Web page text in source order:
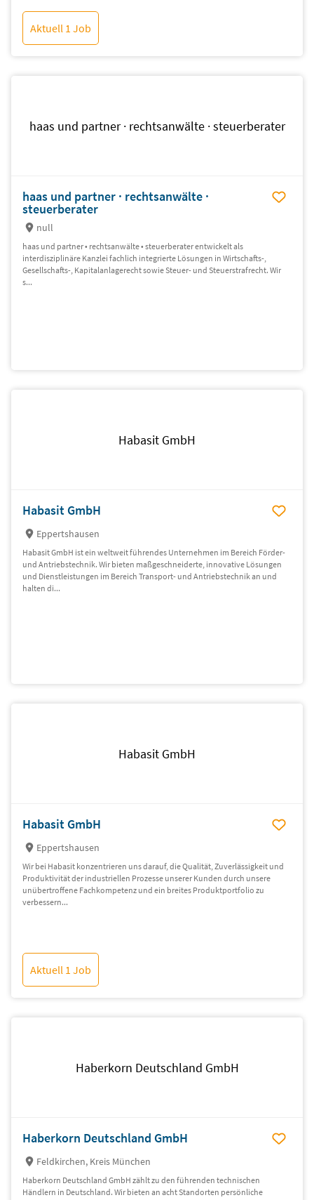
Aktuell 1 Job
haas und partner · rechtsanwälte · steuerberater
haas und partner · rechtsanwälte ·
steuerberater
null
haas und partner • rechtsanwälte • steuerberater entwickelt als
interdisziplinäre Kanzlei fachlich integrierte Lösungen in Wirtschafts-,
Gesellschafts-, Kapitalanlagerecht sowie Steuer- und Steuerstrafrecht. Wir
s...
Habasit GmbH
Habasit GmbH
Eppertshausen
Habasit GmbH ist ein weltweit führendes Unternehmen im Bereich Förder-
und Antriebstechnik. Wir bieten maßgeschneiderte, innovative Lösungen
und Dienstleistungen im Bereich Transport- und Antriebstechnik an und
halten di...
Habasit GmbH
Habasit GmbH
Eppertshausen
Wir bei Habasit konzentrieren uns darauf, die Qualität, Zuverlässigkeit und
Produktivität der industriellen Prozesse unserer Kunden durch unsere
unübertroffene Fachkompetenz und ein breites Produktportfolio zu
verbessern...
Aktuell 1 Job
Haberkorn Deutschland GmbH
Haberkorn Deutschland GmbH
Feldkirchen, Kreis München
Haberkorn Deutschland GmbH zählt zu den führenden technischen
Händlern in Deutschland. Wir bieten an acht Standorten persönliche